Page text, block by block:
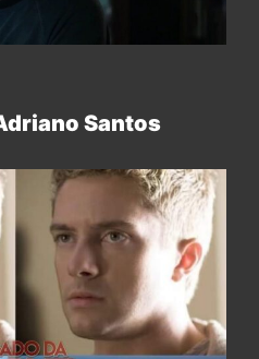
Santos